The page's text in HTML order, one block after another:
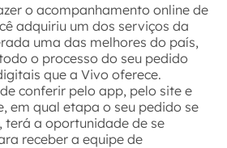
o acompanhamento online de
adquiriu um dos serviços da
uma das melhores do país,
o processo do seu pedido
que a Vivo oferece.
conferir pelo app, pelo site e
em qual etapa o seu pedido se
terá a oportunidade de se
receber a equipe de